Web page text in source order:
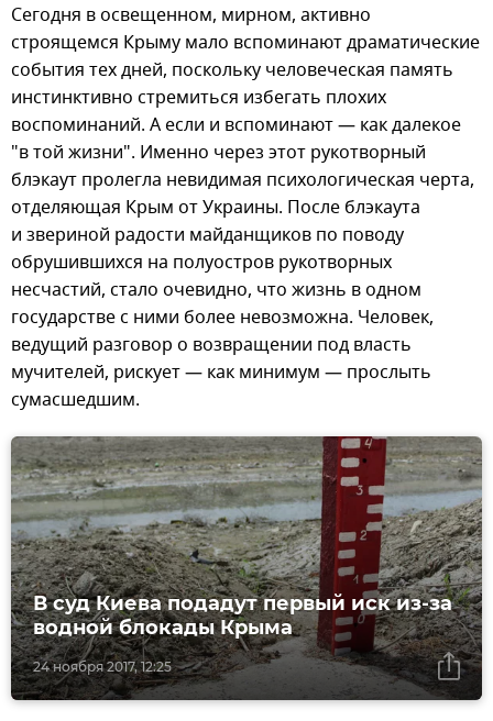
Сегодня в освещенном, мирном, активно
строящемся Крыму мало вспоминают драматические
события тех дней, поскольку человеческая память
инстинктивно стремиться избегать плохих
воспоминаний. А если и вспоминают — как далекое
"в той жизни". Именно через этот рукотворный
блэкаут пролегла невидимая психологическая черта,
отделяющая Крым от Украины. После блэкаута
и звериной радости майданщиков по поводу
обрушившихся на полуостров рукотворных
несчастий, стало очевидно, что жизнь в одном
государстве с ними более невозможна. Человек,
ведущий разговор о возвращении под власть
мучителей, рискует — как минимум — прослыть
сумасшедшим.
24 ноября 2017, 12:25
В суд Киева подадут первый иск из-за
водной блокады Крыма